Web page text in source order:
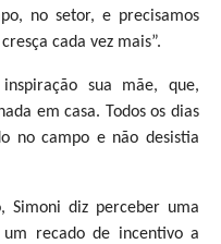
no setor, e precisamos
cada vez mais”.
sua mãe, que,
em casa. Todos os dias
no campo e não desistia
Simoni diz perceber uma
recado de incentivo a